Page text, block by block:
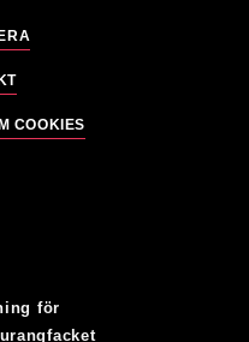
COOKIES
för